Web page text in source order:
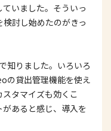
いました。そういっ
討し始めたのがきっ
知りました。いろいろ
の貸出管理機能を使え
タマイズも効くこ
あると感じ、導入を